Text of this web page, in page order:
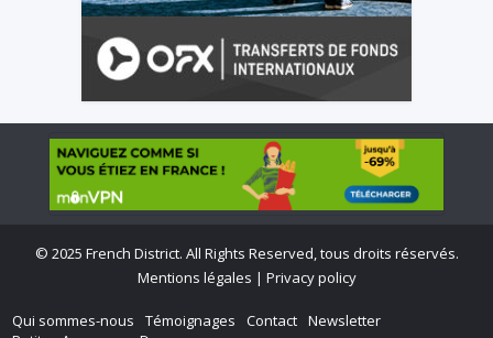
© 2025 French District. All Rights Reserved, tous droits réservés.
Mentions légales | Privacy policy
Qui sommes-nous Témoignages Contact Newsletter